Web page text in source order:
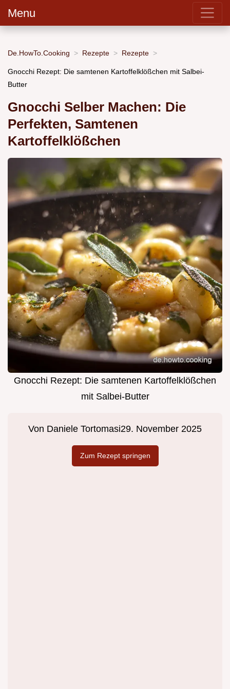
Menu
De.HowTo.Cooking Rezepte Rezepte
Gnocchi Rezept: Die samtenen Kartoffelklößchen mit Salbei-
Butter
Gnocchi Selber Machen: Die
Perfekten, Samtenen
Kartoffelklößchen
Gnocchi Rezept: Die samtenen Kartoffelklößchen
mit Salbei-Butter
Von Daniele Tortomasi29. November 2025
Zum Rezept springen